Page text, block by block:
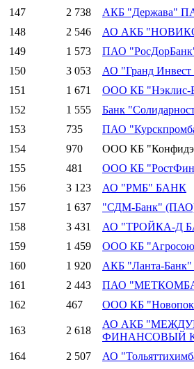
147
2 738 АКБ "Держава"
148
2 546 АО АКБ
149
1 573 ПАО
150
3 053 АО "Гранд Инвест
151
1 671 ООО КБ "Нэклис-
152
1 555 Банк
153
735 ПАО
154
970 ООО КБ
155
481 ООО КБ
156
3 123 АО "РМБ" БАНК
157
1 637 "СДМ-Банк"
158
3 431 АО "ТРОЙКА-Д
159
1 459 ООО КБ
160
1 920 АКБ "Ланта-
161
2 443 ПАО
162
467 ООО КБ
163 2 618
АО АКБ
ФИНАНСОВЫЙ
164 2 507 АО